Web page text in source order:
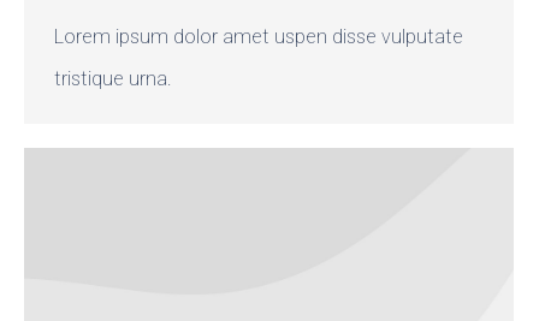
Lorem ipsum dolor amet uspen disse vulputate
tristique urna.